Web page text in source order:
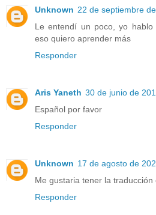
Unknown 22 de septiembre
Le entendí un poco, yo
eso quiero aprender más
Responder
Aris Yaneth 30 de junio de
Español por favor
Responder
Unknown 17 de agosto de
Me gustaria tener la traducción
Responder